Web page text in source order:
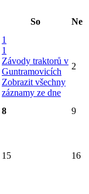
So Ne
1
1
Závody traktorů v
Guntramovicích
Zobrazit všechny
záznamy ze dne
2
8 9
15 16